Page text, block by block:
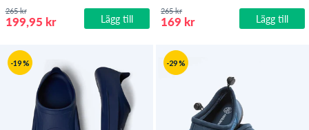
Lägg till
199,95 kr
265 kr
Lägg till
169 kr
265 kr
-19 % -29 %